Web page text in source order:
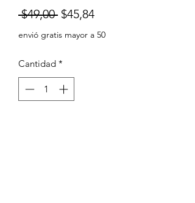
$49,00 Precio
$45,84Precio
de
envió gratis mayor a 50
Cantidad *